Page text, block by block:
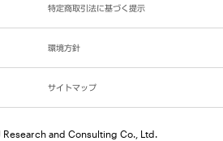
特定商取引法に基づく提示
環境方針
サイトマップ
and Consulting Co., Ltd.